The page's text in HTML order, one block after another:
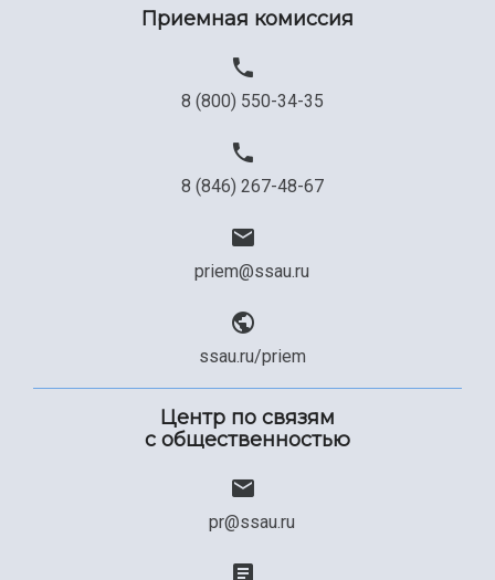
Приемная комиссия
8 (800) 550-34-35
8 (846) 267-48-67
priem@ssau.ru
ssau.ru/priem
Центр по связям
с общественностью
pr@ssau.ru